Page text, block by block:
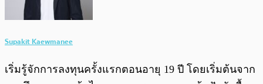
Supakit Kaewmanee
เริ่มรู้จักการลงทุนครั้งแรกตอนอายุ 19 ปี โดยเริ่มต้นจาก